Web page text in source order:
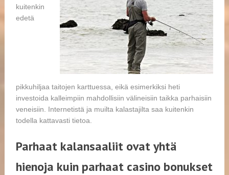
kuitenkin
edetä
pikkuhiljaa taitojen karttuessa, eikä esimerkiksi heti
investoida kalleimpiin mahdollisiin välineisiin taikka parhaisiin
veneisiin. Internetistä ja muilta kalastajilta saa kuitenkin
todella kattavasti tietoa.
Parhaat kalansaaliit ovat yhtä
hienoja kuin parhaat casino bonukset